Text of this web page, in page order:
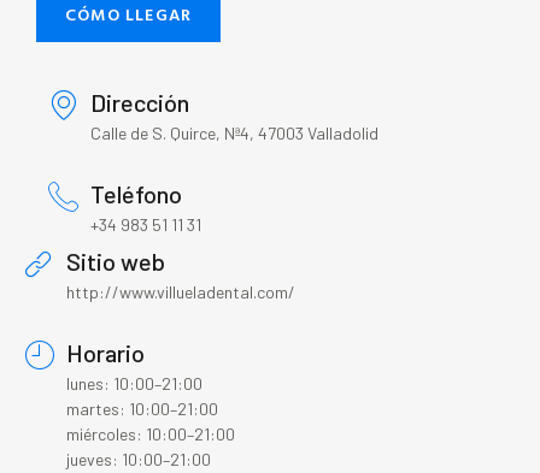
CÓMO LLEGAR
Dirección
Calle de S. Quirce, Nª4, 47003 Valladolid
Teléfono
+34 983 51 11 31
Sitio web
http://www.villueladental.com/
Horario
lunes: 10:00–21:00
martes: 10:00–21:00
miércoles: 10:00–21:00
jueves: 10:00–21:00